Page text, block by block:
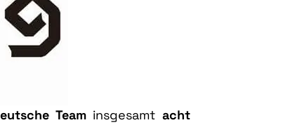
Teaminsgesamtacht